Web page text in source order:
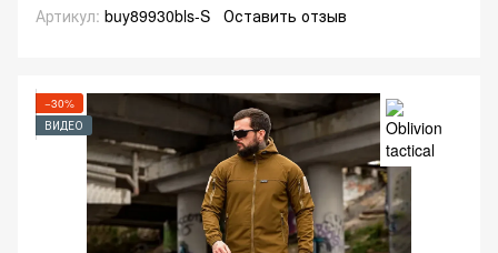
Артикул: buy89930bls-S Оставить отзыв
−30%
ВИДЕО